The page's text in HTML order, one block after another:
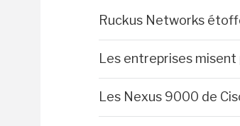
Ruckus Networks
Les entreprises
Les Nexus 9000 de